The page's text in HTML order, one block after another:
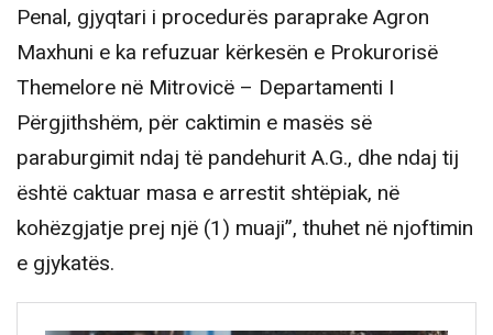
Penal, gjyqtari i procedurës paraprake Agron
Maxhuni e ka refuzuar kërkesën e Prokurorisë
Themelore në Mitrovicë – Departamenti I
Përgjithshëm, për caktimin e masës së
paraburgimit ndaj të pandehurit A.G., dhe ndaj tij
është caktuar masa e arrestit shtëpiak, në
kohëzgjatje prej një (1) muaji”, thuhet në njoftimin
e gjykatës.